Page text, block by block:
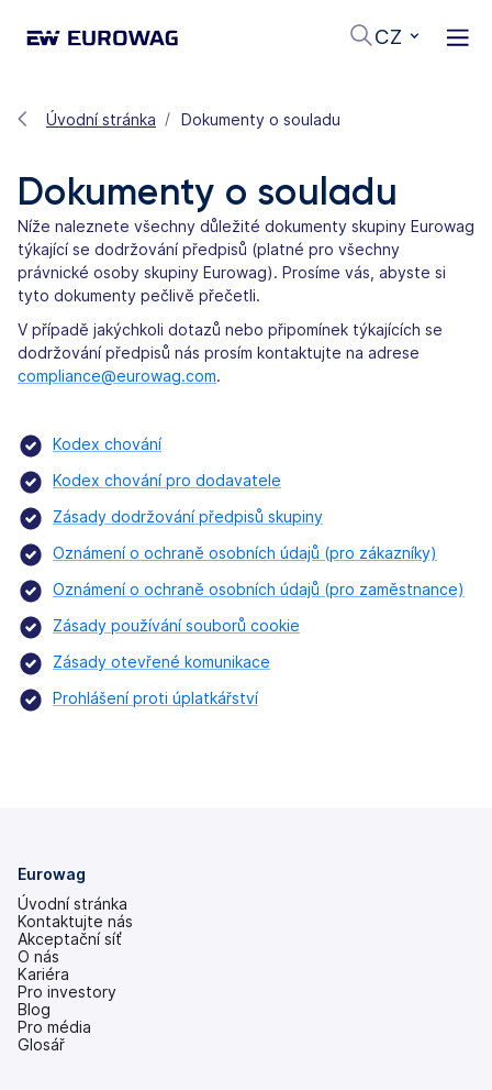
CZ
Úvodní stránka Dokumenty o souladu
Dokumenty o souladu
Níže naleznete všechny důležité dokumenty skupiny Eurowag
týkající se dodržování předpisů (platné pro všechny
právnické osoby skupiny Eurowag). Prosíme vás, abyste si
tyto dokumenty pečlivě přečetli.
V případě jakýchkoli dotazů nebo připomínek týkajících se
dodržování předpisů nás prosím kontaktujte na adrese
compliance@eurowag.com.
Kodex chování
Kodex chování pro dodavatele
Zásady dodržování předpisů skupiny
Oznámení o ochraně osobních údajů (pro zákazníky)
Oznámení o ochraně osobních údajů (pro zaměstnance)
Zásady používání souborů cookie
Zásady otevřené komunikace
Prohlášení proti úplatkářství
Eurowag
Úvodní stránka
Kontaktujte nás
Akceptační síť
O nás
Kariéra
Pro investory
(se
v
nových
Blog
Pro média
Glosář